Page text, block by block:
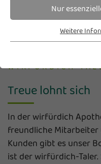
Nur
Weitere
WIRFÜRDICH
Treue lohnt sich
In der wirfürdich
freundliche
Kunden gibt es unser
ist der wirfürdich-Taler.